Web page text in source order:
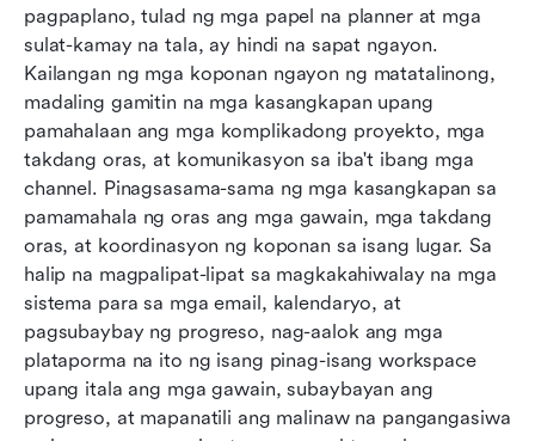
pagpaplano, tulad ng mga papel na planner at mga
sulat-kamay na tala, ay hindi na sapat ngayon.
Kailangan ng mga koponan ngayon ng matatalinong,
madaling gamitin na mga kasangkapan upang
pamahalaan ang mga komplikadong proyekto, mga
takdang oras, at komunikasyon sa iba't ibang mga
channel. Pinagsasama-sama ng mga kasangkapan sa
pamamahala ng oras ang mga gawain, mga takdang
oras, at koordinasyon ng koponan sa isang lugar. Sa
halip na magpalipat-lipat sa magkakahiwalay na mga
sistema para sa mga email, kalendaryo, at
pagsubaybay ng progreso, nag-aalok ang mga
plataporma na ito ng isang pinag-isang workspace
upang itala ang mga gawain, subaybayan ang
progreso, at mapanatili ang malinaw na pangangasiwa